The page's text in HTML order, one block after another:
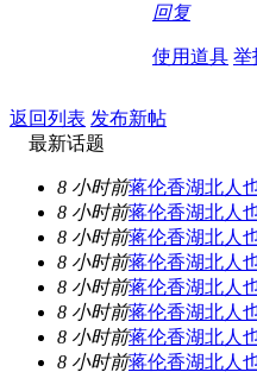
回复
使用道具 举
返回列表 发布新帖
最新话题
8 小时前蒋伦香湖北人
8 小时前蒋伦香湖北人
8 小时前蒋伦香湖北人
8 小时前蒋伦香湖北人
8 小时前蒋伦香湖北人
8 小时前蒋伦香湖北人
8 小时前蒋伦香湖北人
8 小时前蒋伦香湖北人